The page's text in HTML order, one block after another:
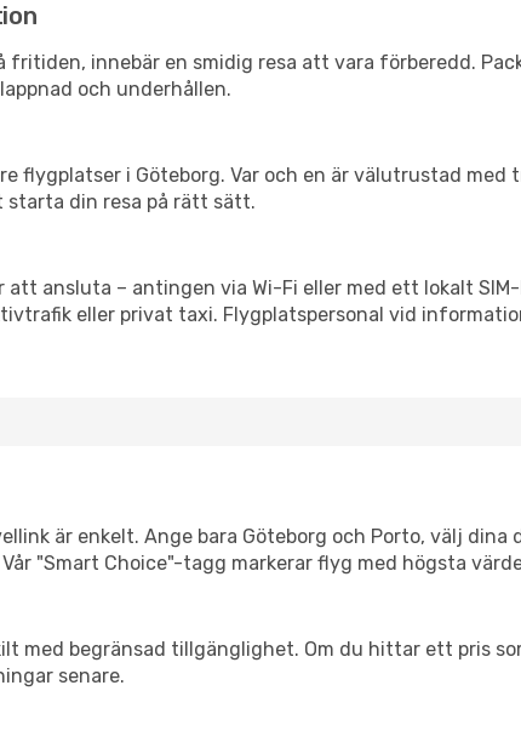
innebär en smidig resa att vara förberedd.
och underhållen.
flygplatser i Göteborg. Var och en är välutrustad
din resa på rätt sätt.
att ansluta – antingen via Wi-Fi eller med ett lokalt
eller privat taxi. Flygplatspersonal vid
är enkelt. Ange bara Göteborg och Porto, välj dina
"Smart Choice"-tagg markerar flyg med högsta
med begränsad tillgänglighet. Om du hittar ett pris
senare.